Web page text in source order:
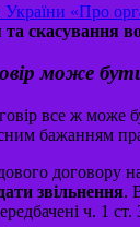
України «Про
скасування
може
все ж може
бажанням
договору
звільнення.
ч. 1